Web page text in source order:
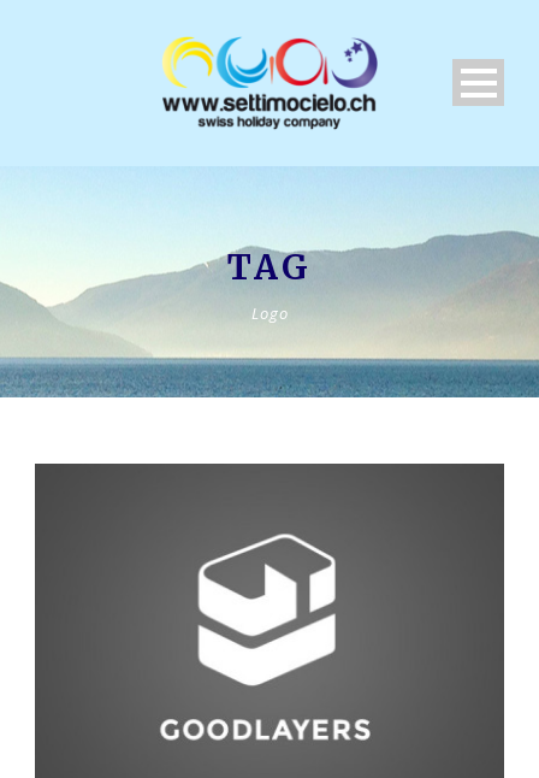
TAG
Logo